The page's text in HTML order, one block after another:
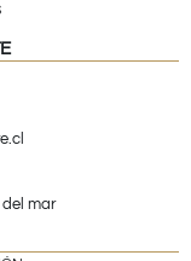
del mar